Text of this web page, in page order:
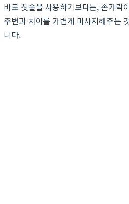
바로 칫솔을 사용하기보다는, 손가락
주변과 치아를 가볍게 마사지해주는
니다.